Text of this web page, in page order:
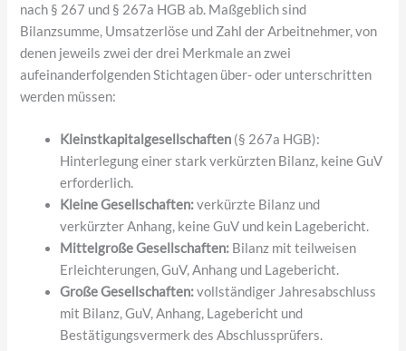
nach § 267 und § 267a HGB ab. Maßgeblich sind
Bilanzsumme, Umsatzerlöse und Zahl der Arbeitnehmer, von
denen jeweils zwei der drei Merkmale an zwei
aufeinanderfolgenden Stichtagen über- oder unterschritten
werden müssen:
Kleinstkapitalgesellschaften (§ 267a HGB):
Hinterlegung einer stark verkürzten Bilanz, keine GuV
erforderlich.
Kleine Gesellschaften:verkürzte Bilanz und
verkürzter Anhang, keine GuV und kein Lagebericht.
Mittelgroße Gesellschaften: Bilanz mit teilweisen
Erleichterungen, GuV, Anhang und Lagebericht.
Große Gesellschaften:vollständiger Jahresabschluss
mit Bilanz, GuV, Anhang, Lagebericht und
Bestätigungsvermerk des Abschlussprüfers.